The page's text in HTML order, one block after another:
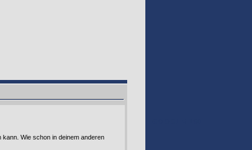
Wie schon in deinem anderen